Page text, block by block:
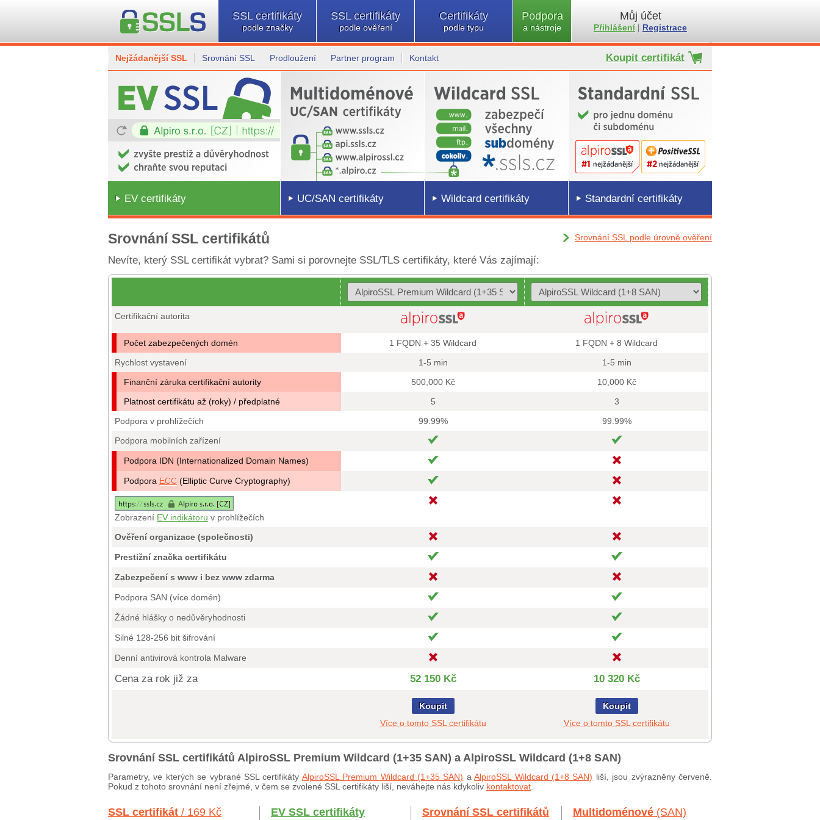
SSL certifikáty
podle značky
SSL certifikáty
podle ověření
Certifikáty
podle typu
Podpora
a nástroje
Můj účet
Přihlášení| Registrace
Nejžádanější SSL Srovnání SSL Prodloužení Partner program Kontakt Koupit certifikát
EV certifikáty UC/SAN certifikáty Wildcard certifikáty Standardní certifikáty
Srovnání SSL certifikátů Srovnání SSL podle úrovně ověření
Nevíte, který SSL certifikát vybrat? Sami si porovnejte SSL/TLS certifikáty, které Vás zajímají:
Certifikační autorita
Počet zabezpečených domén 1 FQDN + 35 Wildcard
1 FQDN + 8 Wildcard
Rychlost vystavení
1-5 min
1-5 min
Finanční záruka certifikační autority
500,000 Kč
10,000 Kč
Platnost certifikátu až (roky) / předplatné
5
3
Podpora v prohlížečích
99.99%
99.99%
Podpora mobilních zařízení
Podpora IDN (Internationalized Domain Names)
Podpora ECC (Elliptic Curve Cryptography)
Zobrazení EV indikátoru v prohlížečích
Ověření organizace (společnosti)
Prestižní značka certifikátu
Zabezpečení s www i bez www zdarma
Podpora SAN (více domén)
Žádné hlášky o nedůvěryhodnosti
Silné 128-256 bit šifrování
Denní antivirová kontrola Malware
Cena za rok již za 52 150 Kč 10 320 Kč
Koupit
Více o tomto SSL certifikátu
Koupit
Více o tomto SSL certifikátu
Srovnání SSL certifikátů AlpiroSSL Premium Wildcard (1+35 SAN) a AlpiroSSL Wildcard (1+8 SAN)
Parametry, ve kterých se vybrané SSL certifikáty AlpiroSSL Premium Wildcard (1+35 SAN) aAlpiroSSL Wildcard (1+8 SAN) liší, jsou zvýrazněny červeně.
Pokud z tohoto srovnání není zřejmé, v čem se zvolené SSL certifikáty liší, neváhejte nás kdykoliv kontaktovat
SSL certifikát / 169 Kč EV SSL certifikáty Srovnání SSL certifikátů Multidoménové (SAN)